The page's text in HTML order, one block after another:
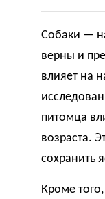
Собаки —
верны и
влияет на
питомца
возраста.
сохранить
Кроме